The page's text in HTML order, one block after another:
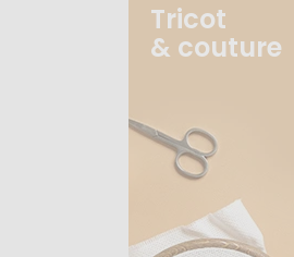
Tricot
& couture